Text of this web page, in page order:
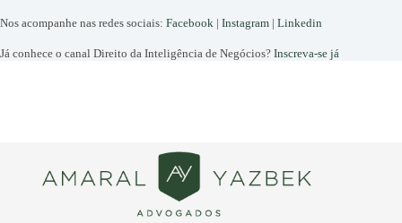
Nos acompanhe nas redes sociais: Facebook Instagram Linkedin
Já conhece o canal Direito da Inteligência de Negócios? Inscreva-se já